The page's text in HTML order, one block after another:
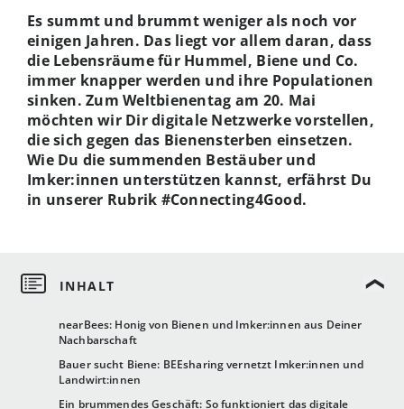
nearBees: Honig von Bienen und Imker:innen aus Deiner
Nachbarschaft
Bauer sucht Biene: BEEsharing vernetzt Imker:innen und
Landwirt:innen
Ein brummendes Geschäft: So funktioniert das digitale
Es summt und brummt weniger als noch vor
einigen Jahren. Das liegt vor allem daran, dass
die Lebensräume für Hummel, Biene und Co.
immer knapper werden und ihre Populationen
sinken. Zum Weltbienentag am 20. Mai
möchten wir Dir digitale Netzwerke vorstellen,
die sich gegen das Bienensterben einsetzen.
Wie Du die summenden Bestäuber und
Imker:innen unterstützen kannst, erfährst Du
in unserer Rubrik #Connecting4Good.